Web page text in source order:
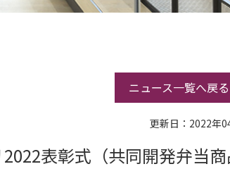
ニュース一覧へ戻る
更新日：2022年
表彰式（共同開発弁当商